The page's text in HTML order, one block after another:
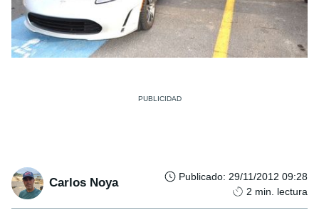
Carlos Noya Publicado: 29/11/2012 09:28
2 min. lectura